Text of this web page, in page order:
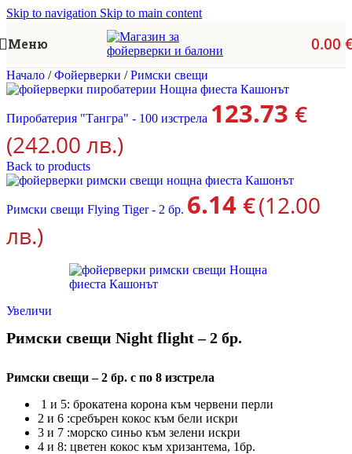
Skip to navigation Skip to main content
Меню 0.00
Начало / Фойерверки / Римски свещи
Пиробатерия "Тангра" - 100 изстрела 123.73 €
(242.00 лв.)
Back to products
Римски свещи Flying Tiger - 2 бр. 6.14 €(12.00
лв.)
Увеличи
Римски свещи Night flight – 2 бр.
Римски свещи – 2 бр. с по 8 изстрела
1 и 5: брокатена корона към червени перли
2 и 6 :сребърен кокос към бели искри
3 и 7 :морско синьо към зелени искри
4 и 8: цветен кокос към хризантема, 1бр.